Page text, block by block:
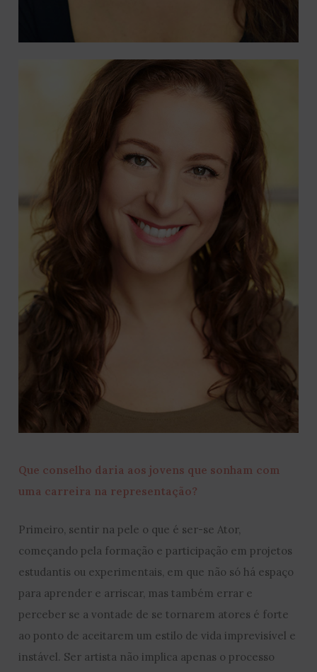
Que conselho daria aos jovens que sonham com
uma carreira na representação?
Primeiro, sentir na pele o que é ser-se Ator,
começando pela formação e participação em projetos
estudantis ou experimentais, em que não só há espaço
para aprender e arriscar, mas também errar e
perceber se a vontade de se tornarem atores é forte
ao ponto de aceitarem um estilo de vida imprevisível e
instável. Ser artista não implica apenas o processo